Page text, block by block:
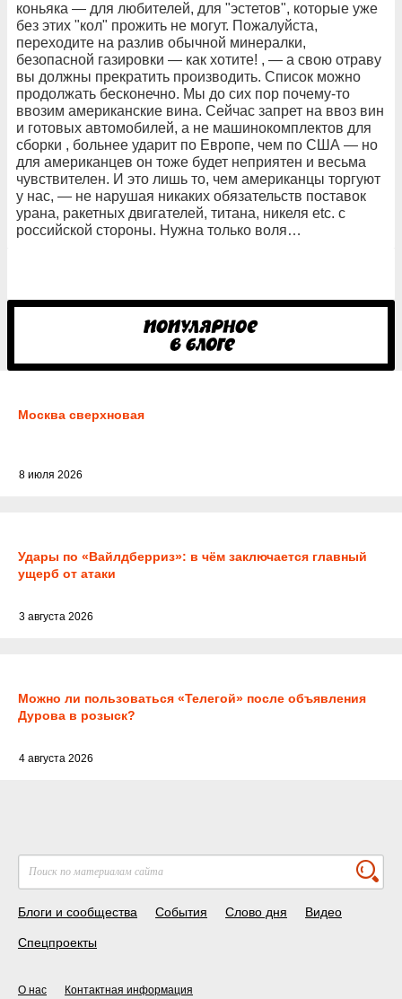
коньяка — для любителей, для "эстетов", которые уже
без этих "кол" прожить не могут. Пожалуйста,
переходите на разлив обычной минералки,
безопасной газировки — как хотите! , — а свою отраву
вы должны прекратить производить. Список можно
продолжать бесконечно. Мы до сих пор почему-то
ввозим американские вина. Сейчас запрет на ввоз вин
и готовых автомобилей, а не машинокомплектов для
сборки , больнее ударит по Европе, чем по США — но
для американцев он тоже будет неприятен и весьма
чувствителен. И это лишь то, чем американцы торгуют
у нас, — не нарушая никаких обязательств поставок
урана, ракетных двигателей, титана, никеля etc. с
российской стороны. Нужна только воля…
Москва сверхновая
8 июля 2026
Удары по «Вайлдберриз»: в чём заключается главный
ущерб от атаки
3 августа 2026
Можно ли пользоваться «Телегой» после объявления
Дурова в розыск?
4 августа 2026
Блоги и сообщества События Слово дня Видео
Спецпроекты
О нас Контактная информация